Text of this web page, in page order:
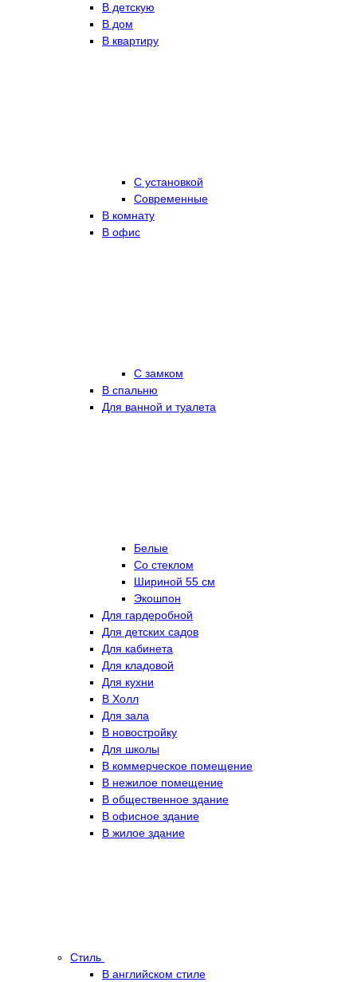
В детскую
В дом
В квартиру
С установкой
Современные
В комнату
В офис
С замком
В спальню
Для ванной и туалета
Белые
Со стеклом
Шириной 55 см
Экошпон
Для гардеробной
Для детских садов
Для кабинета
Для кладовой
Для кухни
В Холл
Для зала
В новостройку
Для школы
В коммерческое помещение
В нежилое помещение
В общественное здание
В офисное здание
В жилое здание
Стиль
В английском стиле